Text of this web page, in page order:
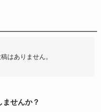
はありません。
せんか？